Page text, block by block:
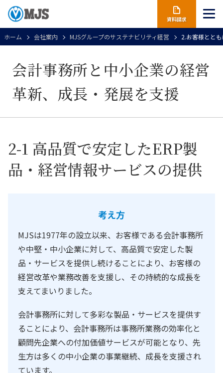
資料請求
ホーム 会社案内 MJSグループのサステナビリティ経営 2.お客様とと
会計事務所と中小企業の経営
革新、成長・発展を支援
2-1 高品質で安定したERP製
品・経営情報サービスの提供
考え方
MJSは1977年の設立以来、お客様である会計事務所
や中堅・中小企業に対して、高品質で安定した製
品・サービスを提供し続けることにより、お客様の
経営改革や業務改善を支援し、その持続的な成長を
支えてまいりました。
会計事務所に対して多彩な製品・サービスを提供す
ることにより、会計事務所は事務所業務の効率化と
顧問先企業への付加価値サービスが可能となり、先
生方は多くの中小企業の事業継続、成長を支援され
ています。